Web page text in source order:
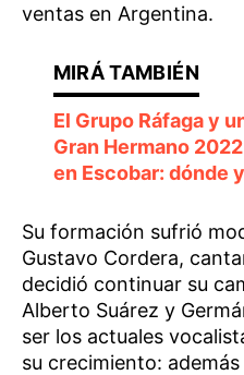
ventas en Argentina.
El Grupo Ráfaga y
Gran Hermano
en Escobar: dónde
Su formación sufrió
Gustavo Cordera,
decidió continuar su
Alberto Suárez y
ser los actuales
su crecimiento: